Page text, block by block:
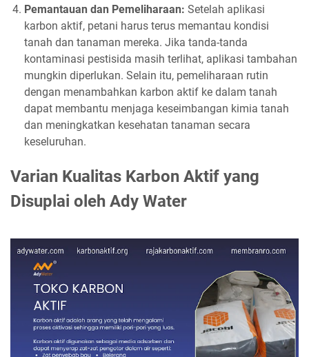
Pemantauan dan Pemeliharaan: Setelah aplikasi
karbon aktif, petani harus terus memantau kondisi
tanah dan tanaman mereka. Jika tanda-tanda
kontaminasi pestisida masih terlihat, aplikasi tambahan
mungkin diperlukan. Selain itu, pemeliharaan rutin
dengan menambahkan karbon aktif ke dalam tanah
dapat membantu menjaga keseimbangan kimia tanah
dan meningkatkan kesehatan tanaman secara
keseluruhan.
Varian Kualitas Karbon Aktif yang
Disuplai oleh Ady Water